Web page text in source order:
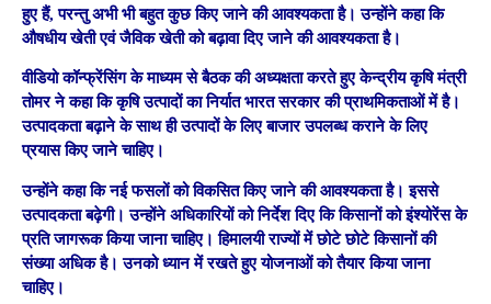
हुए हैं, परन्तु अभी भी बहुत कुछ किए जाने की आवश्यकता है। उन्होंने कहा कि
औषधीय खेती एवं जैविक खेती को बढ़ावा दिए जाने की आवश्यकता है।
वीडियो कॉन्फ्रेंसिंग के माध्यम से बैठक की अध्यक्षता करते हुए केन्द्रीय कृषि मंत्री
तोमर ने कहा कि कृषि उत्पादों का निर्यात भारत सरकार की प्राथमिकताओं में है।
उत्पादकता बढ़ाने के साथ ही उत्पादों के लिए बाजार उपलब्ध कराने के लिए
प्रयास किए जाने चाहिए।
उन्होंने कहा कि नई फसलों को विकसित किए जाने की आवश्यकता है। इससे
उत्पादकता बढ़ेगी। उन्होंने अधिकारियों को निर्देश दिए कि किसानों को इंश्योरेंस के
प्रति जागरूक किया जाना चाहिए। हिमालयी राज्यों में छोटे छोटे किसानों की
संख्या अधिक है। उनको ध्यान में रखते हुए योजनाओं को तैयार किया जाना
चाहिए।